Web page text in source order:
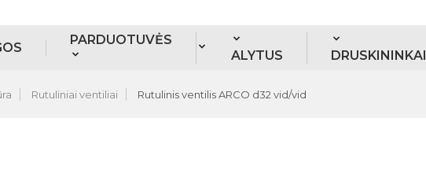
PARDUOTUVĖS
ALYTUS
DRUSKININKAI
Rutuliniai ventiliai Rutulinis ventilis ARCO d32 vid/vid